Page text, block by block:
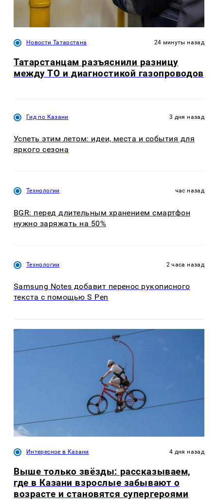
Новости Татарстана 24 минуты назад
Татарстанцам разъяснили разницу
между ТО и диагностикой газопроводов
Гид по Казани 3 дня назад
Успеть этим летом: идеи, места и события для
яркого сезона
Технологии час назад
BGR: перед длительным хранением смартфон
нужно заряжать на 50%
Технологии 2 часа назад
Samsung Notes добавит перенос рукописного
текста с помощью S Pen
Интересное в Казани 4 дня назад
Выше только звёзды: рассказываем,
где в Казани взрослые забывают о
возрасте и становятся супергероями